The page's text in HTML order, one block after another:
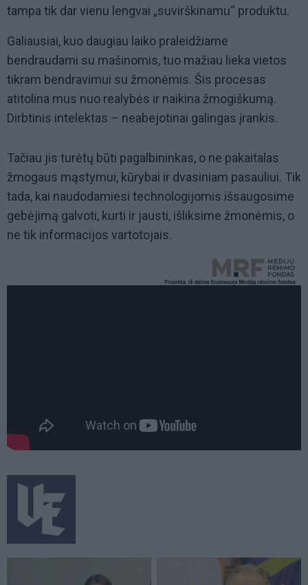
tampa tik dar vienu lengvai „suvirškinamu“ produktu.
Galiausiai, kuo daugiau laiko praleidžiame
bendraudami su mašinomis, tuo mažiau lieka vietos
tikram bendravimui su žmonėmis. Šis procesas
atitolina mus nuo realybės ir naikina žmogiškumą.
Dirbtinis intelektas – neabejotinai galingas įrankis.
Tačiau jis turėtų būti pagalbininkas, o ne pakaitalas
žmogaus mąstymui, kūrybai ir dvasiniam pasauliui. Tik
tada, kai naudodamiesi technologijomis išsaugosime
gebėjimą galvoti, kurti ir jausti, išliksime žmonėmis, o
ne tik informacijos vartotojais.